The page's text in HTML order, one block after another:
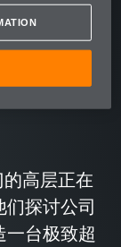
公路车领
程技术的集
着“全球
高层正在
探讨公司
台极致超